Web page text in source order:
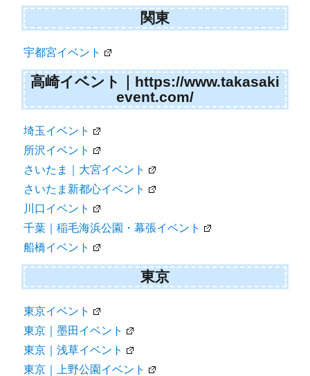
関東
宇都宮イベント
高崎イベント｜https://www.takasaki
event.com/
埼玉イベント
所沢イベント
さいたま｜大宮イベント
さいたま新都心イベント
川口イベント
千葉｜稲毛海浜公園・幕張イベント
船橋イベント
東京
東京イベント
東京｜墨田イベント
東京｜浅草イベント
東京｜上野公園イベント